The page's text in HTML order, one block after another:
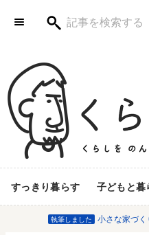
すっきり暮らす 子どもと暮
執筆しました 小さな家づ